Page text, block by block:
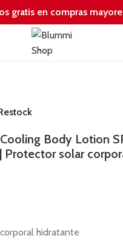
gratis en compras
Body Lotion
Protector solar
hidratante